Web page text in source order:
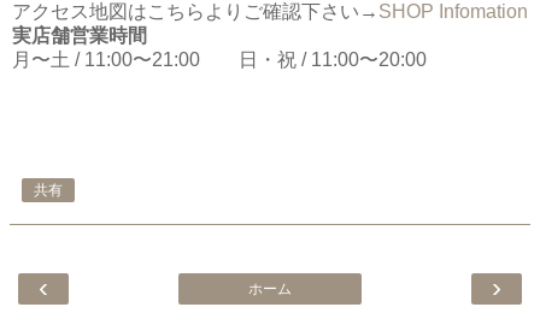
アクセス地図はこちらよりご確認下さい→ SHOP Infomation
実店舗営業時間
月〜土 / 11:00〜21:00 日・祝 / 11:00〜20:00
共有
‹ ›
ホーム